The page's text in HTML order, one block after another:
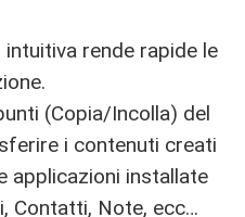
intuitiva rende rapide le
(Copia/Incolla) del
i contenuti creati
applicazioni installate
Contatti, Note, ecc…